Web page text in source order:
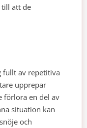
till att de
fullt av repetitiva
upprepar
förlora en del av
situation kan
och